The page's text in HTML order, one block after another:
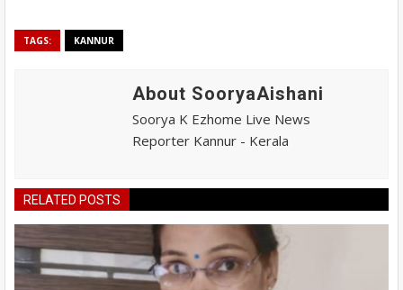
TAGS: KANNUR
About SooryaAishani
Soorya K Ezhome Live News
Reporter Kannur - Kerala
RELATED POSTS